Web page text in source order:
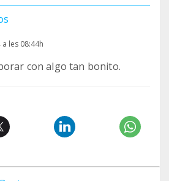
les 08:44h
con algo tan bonito.